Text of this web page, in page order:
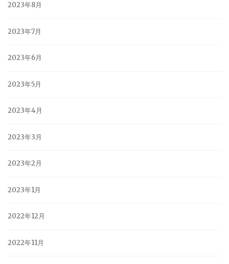
2023年8月
2023年7月
2023年6月
2023年5月
2023年4月
2023年3月
2023年2月
2023年1月
2022年12月
2022年11月